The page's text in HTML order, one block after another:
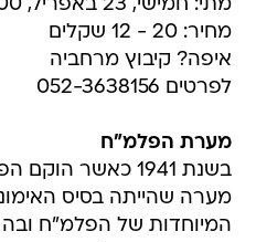
מתי: חמישי, 23 באפריל, 9:00-15:00
מחיר: 20 - 12 שקלים
איפה? קיבוץ מרחביה
לפרטים 052-3638156
מערת הפלמ"ח
בשנת 1941 כאשר הוקם הפלמ"ח, הפכה ה
מערה שהייתה בסיס
המיוחדות של הפלמ"ח ובה